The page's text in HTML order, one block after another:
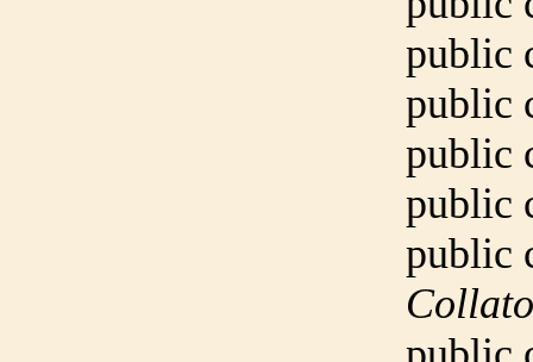
public
public
public
public
public